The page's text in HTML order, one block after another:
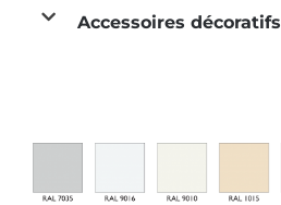
Accessoires décoratifs